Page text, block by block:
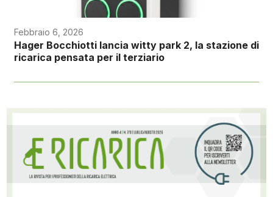
Febbraio 6, 2026
Hager Bocchiotti lancia witty park 2, la stazione di
ricarica pensata per il terziario